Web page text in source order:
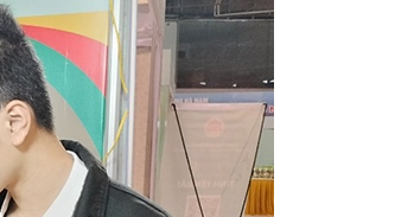
tại Hội nghị toàn quốc quán triệt, triển khai Nghị
Lào và Vương quốc Thái Lan
khoáng sản
Tập trung hoàn thành mục tiêu
vốn đầu tư hơn 200 tỷ đồng
dân Việt Nam đều sở hữu một Sổ sức khoẻ điện tử
25
Bám sát 5 nhóm vấn đề theo chỉ đạo của
năm 2025 trên địa bàn tỉnh Hà Tĩnh
Nguyễn Doãn Hậu giữ chức Chủ tịch Công đoàn
nghiệp công lập khi bỏ cấp huyện
Trung Quốc Tập Cận Bình